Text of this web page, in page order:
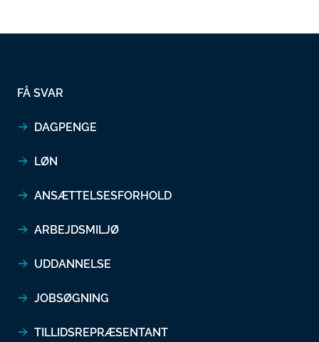
FÅ SVAR
DAGPENGE
LØN
ANSÆTTELSESFORHOLD
ARBEJDSMILJØ
UDDANNELSE
JOBSØGNING
TILLIDSREPRÆSENTANT